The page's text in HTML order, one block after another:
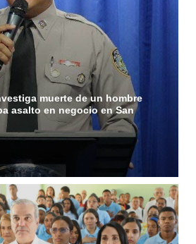
muerte de un hombre
asalto en negocio en San